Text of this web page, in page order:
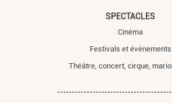
SPECTACLES
Cinéma
Festivals et événements
Théâtre, concert, cirque,